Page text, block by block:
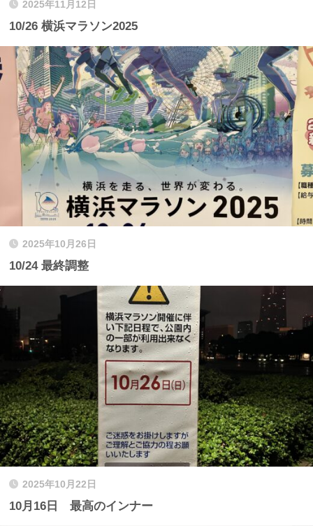
2025年11月12日
10/26 横浜マラソン2025
2025年10月26日
10/24 最終調整
2025年10月22日
10月16日 最高のインナー